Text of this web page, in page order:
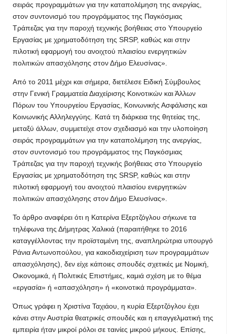
σειράς προγραμμάτων για την καταπολέμηση της ανεργίας,
στον συντονισμό του προγράμματος της Παγκόσμιας
Τράπεζας για την παροχή τεχνικής βοήθειας στο Υπουργείο
Εργασίας με χρηματοδότηση της SRSP, καθώς και στην
πιλοτική εφαρμογή του ανοιχτού πλαισίου ενεργητικών
πολιτικών απασχόλησης στον Δήμο Ελευσίνας».
Από το 2011 μέχρι και σήμερα, διετέλεσε Ειδική Σύμβουλος
στην Γενική Γραμματεία Διαχείρισης Κοινοτικών και Άλλων
Πόρων του Υπουργείου Εργασίας, Κοινωνικής Ασφάλισης και
Κοινωνικής Αλληλεγγύης. Κατά τη διάρκεια της θητείας της,
μεταξύ άλλων, συμμετείχε στον σχεδιασμό και την υλοποίηση
σειράς προγραμμάτων για την καταπολέμηση της ανεργίας,
στον συντονισμό του προγράμματος της Παγκόσμιας
Τράπεζας για την παροχή τεχνικής βοήθειας στο Υπουργείο
Εργασίας με χρηματοδότηση της SRSP, καθώς και στην
πιλοτική εφαρμογή του ανοιχτού πλαισίου ενεργητικών
πολιτικών απασχόλησης στον Δήμο Ελευσίνας».
Το άρθρο αναφέρει ότι η Κατερίνα Εξερτζόγλου σήκωνε τα
τηλέφωνα της Δήμητρας Χαλικιά (παραιτήθηκε το 2016
καταγγέλλοντας την προϊσταμένη της, αναπληρώτρια υπουργό
Ράνια Αντωνοπούλου, για κακοδιαχείριση των προγραμμάτων
απασχόλησης), δεν είχε κάποιες σπουδές σχετικές με Νομική,
Οικονομικά, ή Πολιτικές Επιστήμες, καμιά σχέση με το θέμα
«εργασία» ή «απασχόληση» ή «κοινοτικά προγράμματα».
Όπως γράφει η Χριστίνα Ταχιάου, η κυρία Εξερτζόγλου έχει
κάνει στην Αυστρία θεατρικές σπουδές και η επαγγελματική της
εμπειρία ήταν μικροί ρόλοι σε ταινίες μικρού μήκους. Επίσης,